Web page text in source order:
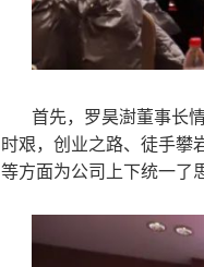
首先，罗昊澍董事长
时艰，创业之路、徒手攀
等方面为公司上下统一了